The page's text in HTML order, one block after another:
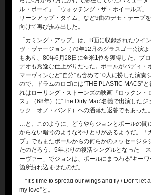
ル・ボーイ」「ウォッチング・ザ・ホイールズ」
リーンアップ・タイム」など9曲のデモ・テープ
向けて再び歩み出した。
「カミング・アップ」は、B面に収録されたウイ
ヴ・ヴァージョン（79年12月のグラスゴー公演
もあり、80年6月28日に全米1位を獲得した。プ
デオも秀逸な仕上がりだった。ポールがバディ・
マーヴィンなど“自分”も含めて10人に扮した演奏
ので、ドラムのロゴには“THE PLASTIC MACS”
れはローリング・ストーンズの映画『ロックン・
ス』（68年）に“The Dirty Mac”名義で出演したジ
ック・オノ・バンド）への洒落た返答でもあった。
…と、このように、どうやらジョンとポールの間
からない暗号のようなやりとりがあるようだ。「
プ」でもまたポールからの何らかのメッセージを
たのだろう。5年ぶりの復活シングルとなった「
ーヴァー」でジョンは、ポールにまつわる“キーワ
箇所紛れ込ませたのだ。
“It’s time to spread our wings and fly / Don’t let
my love”と。